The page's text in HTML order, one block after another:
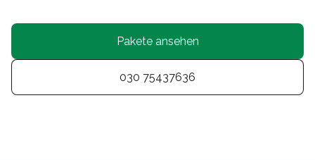
Pakete ansehen
030 75437636